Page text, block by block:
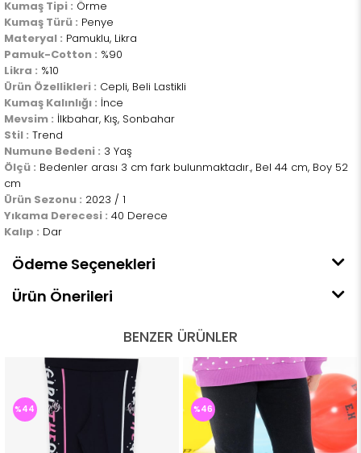
Kumaş Tipi : Örme
Kumaş Türü : Penye
Materyal : Pamuklu, Likra
Pamuk-Cotton : %90
Likra : %10
Ürün Özellikleri : Cepli, Beli Lastikli
Kumaş Kalınlığı : İnce
Mevsim : İlkbahar, Kış, Sonbahar
Stil : Trend
Numune Bedeni : 3 Yaş
Ölçü : Bedenler arası 3 cm fark bulunmaktadır., Bel 44 cm, Boy 52
cm
Ürün Sezonu : 2023 / 1
Yıkama Derecesi : 40 Derece
Kalıp : Dar
Ödeme Seçenekleri
Ürün Önerileri
BENZER ÜRÜNLER
%44 %46